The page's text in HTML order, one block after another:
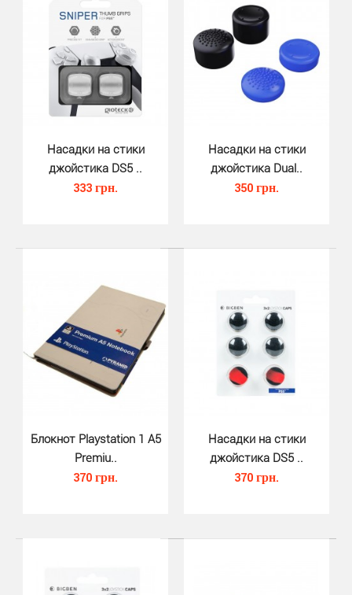
Насадки на стики джойстика Dual..
Насадки на стики
джойстика DS5 ..
333 грн.
Насадки на стики
джойстика Dual..
350 грн.
Блокнот Playstation 1 A5
Premiu..
370 грн.
Насадки на стики
джойстика DS5 ..
370 грн.